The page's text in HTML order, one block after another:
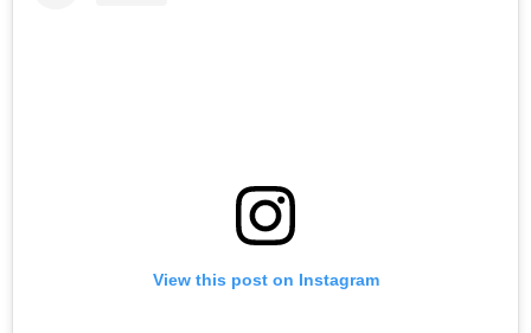
View this post on Instagram